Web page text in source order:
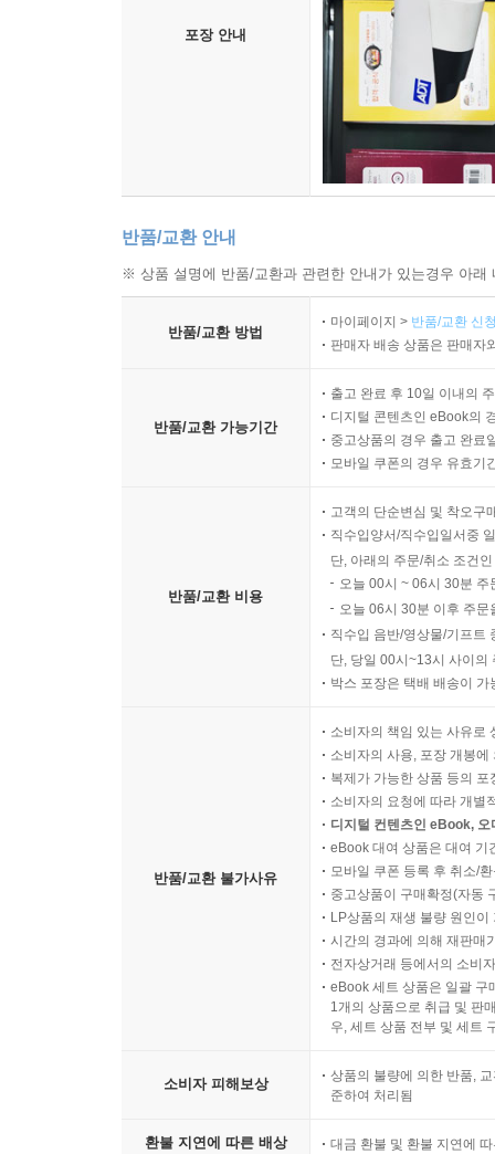
포장 안내
반품/교환 안내
※ 상품 설명에 반품/교환과 관련한 안내가 있는경우 아
반품/교환 방법
마이페이지 > 반품/교환 신
판매자 배송 상품은 판매자
반품/교환 가능기간
출고 완료 후 10일 이내의
디지털 콘텐츠인 eBook의
중고상품의 경우 출고 완료
모바일 쿠폰의 경우 유효기
반품/교환 비용
고객의 단순변심 및 착오구
직수입양서/직수입일서중
단, 아래의 주문/취소 조건
오늘 00시 ~ 06시 30분
오늘 06시 30분 이후 주
직수입 음반/영상물/기프트
단, 당일 00시~13시 사이의
박스 포장은 택배 배송이
반품/교환 불가사유
소비자의 책임 있는 사유로
소비자의 사용, 포장 개봉
복제가 가능한 상품 등의
소비자의 요청에 따라 개별
디지털 컨텐츠인 eBook,
eBook 대여 상품은 대여 기
모바일 쿠폰 등록 후 취소/
중고상품이 구매확정(자동
LP상품의 재생 불량 원인
시간의 경과에 의해 재판매
전자상거래 등에서의 소비
eBook 세트 상품은 일괄 구
1개의 상품으로 취급 및 판
우, 세트 상품 전부 및 세트
소비자 피해보상
상품의 불량에 의한 반품,
준하여 처리됨
환불 지연에 따른 배상 대금 환불 및 환불 지연에